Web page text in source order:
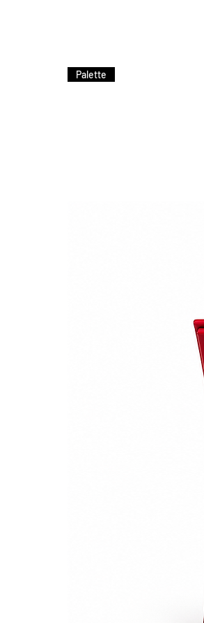
Palette